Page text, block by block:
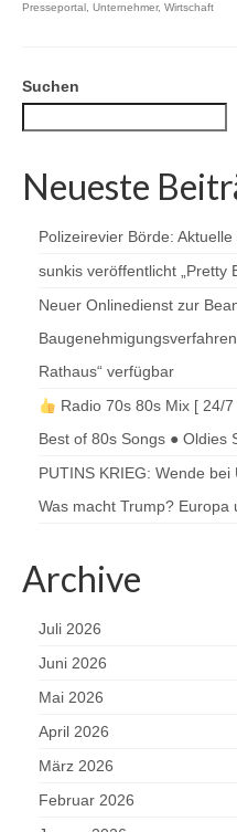
Presseportal , Unternehmer, Wirtschaft
Suchen
Neueste
Polizeirevier Börde:
sunkis veröffentlicht „Pretty
Neuer Onlinedienst zur
Rathaus“ verfügbar
Radio 70s 80s Mix [ 24/
Best of 80s Songs ● Oldies
PUTINS KRIEG: Wende
Was macht Trump? Europa
Archive
Juli 2026
Juni 2026
Mai 2026
April 2026
März 2026
Februar 2026